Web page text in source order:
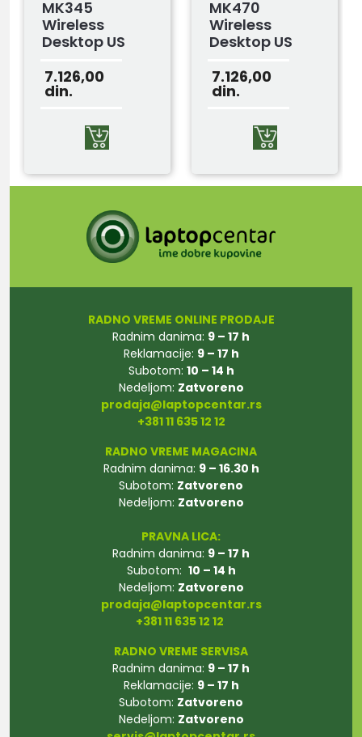
MK345
Wireless
Desktop US
Miš
7.126,00
din.
MK470
Wireless
Desktop US
Tastatura +
Miš
7.126,00
din.
RADNO VREME ONLINE PRODAJE
Radnim danima: 9 – 17 h
Reklamacije: 9 – 17 h
Subotom: 10 – 14 h
Nedeljom: Zatvoreno
prodaja@laptopcentar.rs
+381 11 635 12 12
RADNO VREME MAGACINA
Radnim danima: 9 – 16.30 h
Subotom: Zatvoreno
Nedeljom: Zatvoreno
PRAVNA LICA:
Radnim danima: 9 – 17 h
Subotom: 10 – 14 h
Nedeljom: Zatvoreno
prodaja@laptopcentar.rs
+381 11 635 12 12
RADNO VREME SERVISA
Radnim danima: 9 – 17 h
Reklamacije: 9 – 17 h
Subotom: Zatvoreno
Nedeljom: Zatvoreno